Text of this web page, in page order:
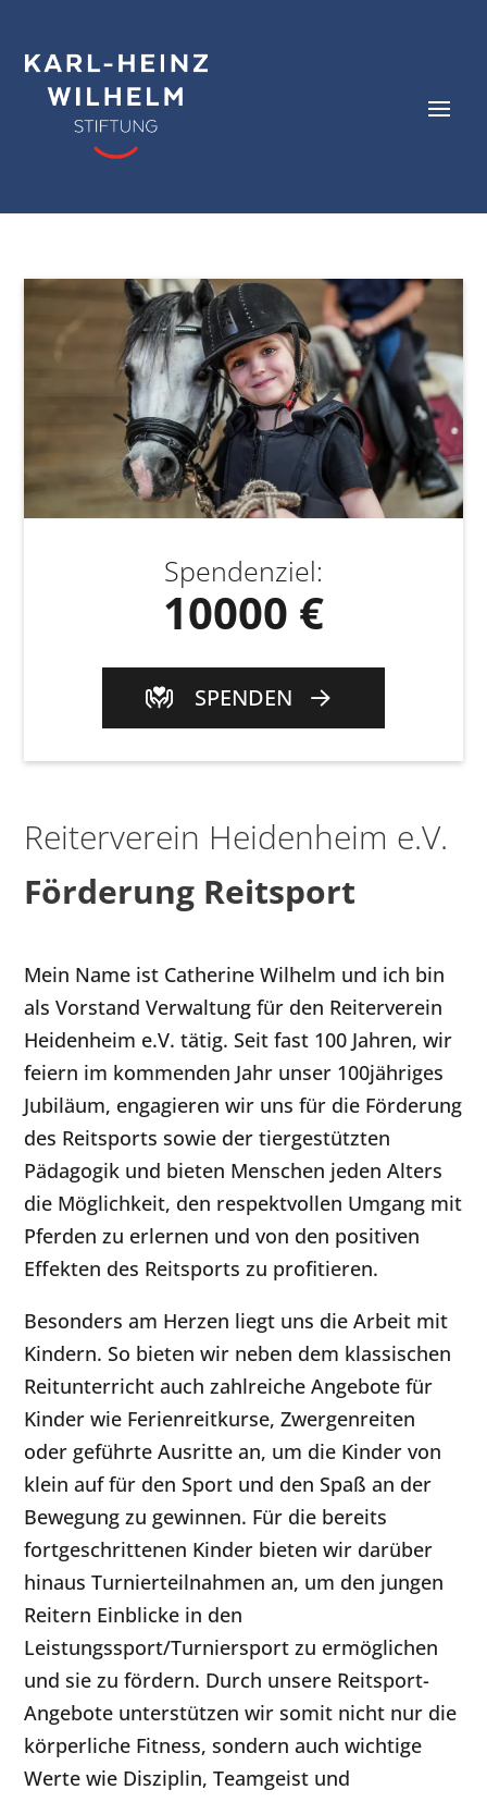
Reiterverein Heidenheim e.V.
Förderung Reitsport
Mein Name ist Catherine Wilhelm und ich bin
als Vorstand Verwaltung für den Reiterverein
Heidenheim e.V. tätig. Seit fast 100 Jahren, wir
feiern im kommenden Jahr unser 100jähriges
Jubiläum, engagieren wir uns für die Förderung
des Reitsports sowie der tiergestützten
Pädagogik und bieten Menschen jeden Alters
die Möglichkeit, den respektvollen Umgang mit
Pferden zu erlernen und von den positiven
Effekten des Reitsports zu profitieren.
Besonders am Herzen liegt uns die Arbeit mit
Kindern. So bieten wir neben dem klassischen
Reitunterricht auch zahlreiche Angebote für
Kinder wie Ferienreitkurse, Zwergenreiten
oder geführte Ausritte an, um die Kinder von
klein auf für den Sport und den Spaß an der
Bewegung zu gewinnen. Für die bereits
fortgeschrittenen Kinder bieten wir darüber
hinaus Turnierteilnahmen an, um den jungen
Reitern Einblicke in den
Leistungssport/Turniersport zu ermöglichen
und sie zu fördern. Durch unsere Reitsport-
Angebote unterstützen wir somit nicht nur die
körperliche Fitness, sondern auch wichtige
Werte wie Disziplin, Teamgeist und
Spendenziel:
10000 €
SPENDEN